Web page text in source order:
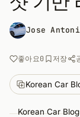
Jose
좋아요0 저장
Korean Car
Korean Car